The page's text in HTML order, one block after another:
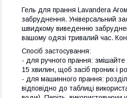
Гель для прання Lavandera
забруднення. Універсальний
швидкому виведенню
вашому одязі тривалий час.
Спосіб застосування:
- для ручного прання:
15 хвилин, щоб засіб проник і
- для машинного прання:
відповідно до таблиці